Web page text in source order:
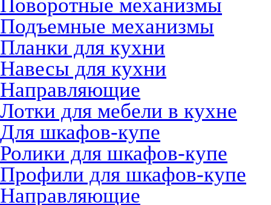
Поворотные механизмы
Подъемные механизмы
Планки для кухни
Навесы для кухни
Направляющие
Лотки для мебели в кухне
Для шкафов-купе
Ролики для шкафов-купе
Профили для шкафов-купе
Направляющие